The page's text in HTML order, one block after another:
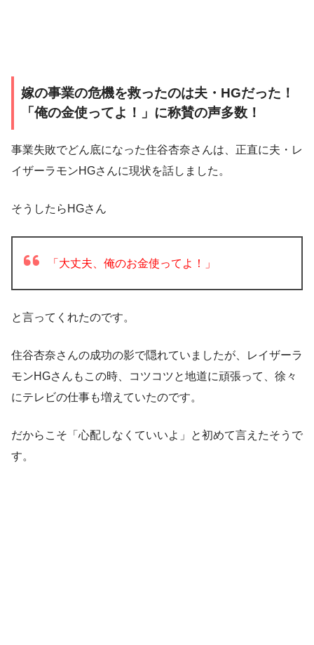
嫁の事業の危機を救ったのは夫・HGだった！
「俺の金使ってよ！」に称賛の声多数！
事業失敗でどん底になった住谷杏奈さんは、正直に夫・レ
イザーラモンHGさんに現状を話しました。
そうしたらHGさん
「大丈夫、俺のお金使ってよ！」
と言ってくれたのです。
住谷杏奈さんの成功の影で隠れていましたが、レイザーラ
モンHGさんもこの時、コツコツと地道に頑張って、徐々
にテレビの仕事も増えていたのです。
だからこそ「心配しなくていいよ」と初めて言えたそうで
す。